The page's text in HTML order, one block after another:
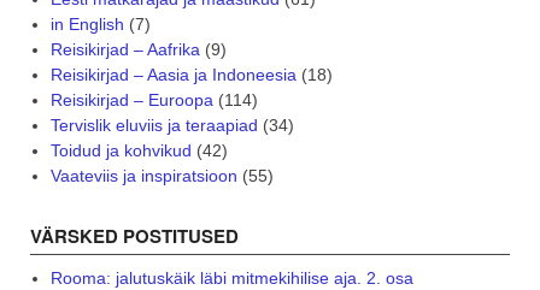
in English (7)
Reisikirjad – Aafrika (9)
Reisikirjad – Aasia ja Indoneesia (18)
Reisikirjad – Euroopa (114)
Tervislik eluviis ja teraapiad (34)
Toidud ja kohvikud (42)
Vaateviis ja inspiratsioon (55)
VÄRSKED POSTITUSED
Rooma: jalutuskäik läbi mitmekihilise aja. 2. osa